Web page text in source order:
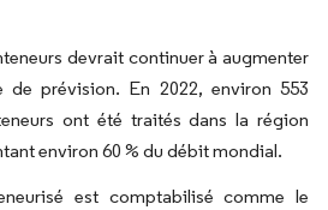
devrait continuer à augmenter
prévision. En 2022, environ 553
ont été traités dans la région
environ 60 % du débit mondial.
est comptabilisé comme le